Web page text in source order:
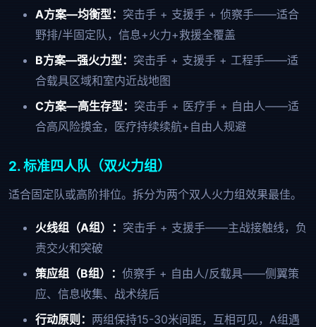
A方案—均衡型： 突击手 + 支援手 + 侦察手——适合
野排/半固定队，信息+火力+救援全覆盖
B方案—强火力型： 突击手 + 支援手 + 工程手——适
合载具区域和室内近战地图
C方案—高生存型： 突击手 + 医疗手 + 自由人——适
合高风险摸金，医疗持续续航+自由人规避
2. 标准四人队（双火力组）
适合固定队或高阶排位。拆分为两个双人火力组效果最佳。
火线组（A组）： 突击手 + 支援手——主战接触线，负
责交火和突破
策应组（B组）： 侦察手 + 自由人/反载具——侧翼策
应、信息收集、战术绕后
行动原则： 两组保持15-30米间距，互相可见，A组遇